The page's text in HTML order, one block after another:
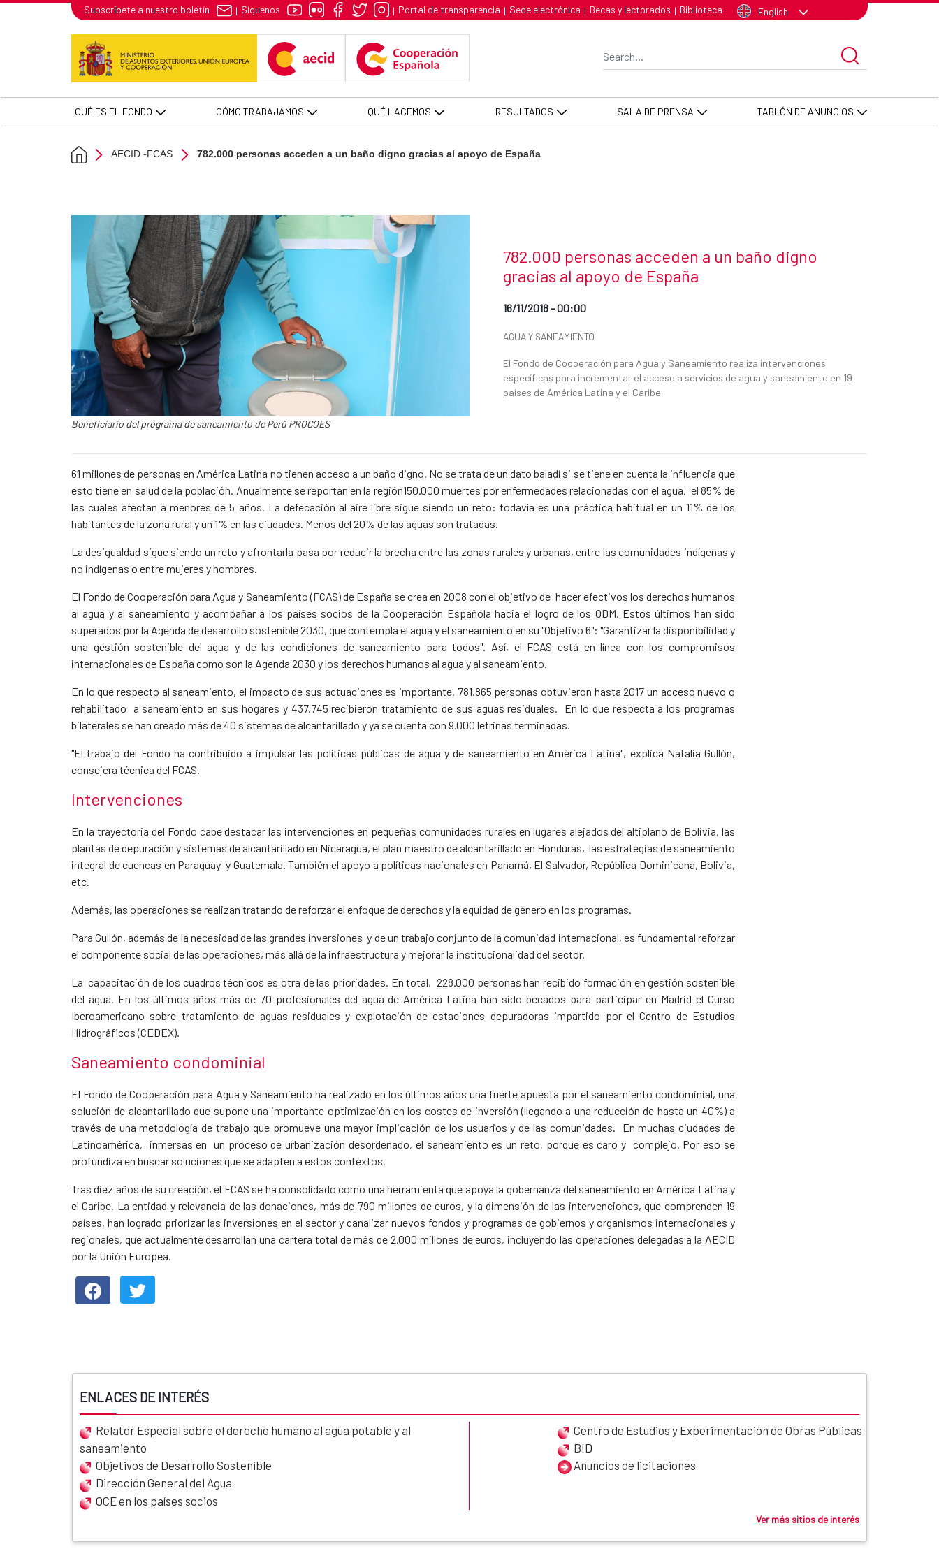
Skip to Main Content
782.000 personas acceden a un baño digno gracias al apoyo de España - AECID -FCAS
Subscríbete a nuestro boletín | Síguenos | Portal de transparencia | Sede electrónica | Becas y lectorados | Biblioteca English
QUÉ ES EL FONDO CÓMO TRABAJAMOS QUÉ HACEMOS RESULTADOS SALA DE PRENSA TABLÓN DE ANUNCIOS
AECID -FCAS 782.000 personas acceden a un baño digno gracias al apoyo de España
Caption:
Beneficiario del programa de saneamiento de Perú PROCOES
News title
782.000 personas acceden a un baño digno
gracias al apoyo de España
Date of publication of the news item
16/11/2018 - 00:00
News categories
AGUA Y SANEAMIENTO
Summary of the news
El Fondo de Cooperación para Agua y Saneamiento realiza intervenciones
específicas para incrementar el acceso a servicios de agua y saneamiento en 19
países de América Latina y el Caribe.
News content
61 millones de personas en América Latina no tienen acceso a un baño digno. No se trata de un dato baladí si se tiene en cuenta la influencia que
esto tiene en salud de la población. Anualmente se reportan en la región150.000 muertes por enfermedades relacionadas con el agua, el 85% de
las cuales afectan a menores de 5 años. La defecación al aire libre sigue siendo un reto: todavía es una práctica habitual en un 11% de los
habitantes de la zona rural y un 1% en las ciudades. Menos del 20% de las aguas son tratadas.
La desigualdad sigue siendo un reto y afrontarla pasa por reducir la brecha entre las zonas rurales y urbanas, entre las comunidades indígenas y
no indígenas o entre mujeres y hombres.
El Fondo de Cooperación para Agua y Saneamiento (FCAS) de España se crea en 2008 con el objetivo de hacer efectivos los derechos humanos
al agua y al saneamiento y acompañar a los países socios de la Cooperación Española hacia el logro de los ODM. Estos últimos han sido
superados por la Agenda de desarrollo sostenible 2030, que contempla el agua y el saneamiento en su "Objetivo 6": "Garantizar la disponibilidad y
una gestión sostenible del agua y de las condiciones de saneamiento para todos". Así, el FCAS está en línea con los compromisos
internacionales de España como son la Agenda 2030 y los derechos humanos al agua y al saneamiento.
En lo que respecto al saneamiento, el impacto de sus actuaciones es importante. 781.865 personas obtuvieron hasta 2017 un acceso nuevo o
rehabilitado a saneamiento en sus hogares y 437.745 recibieron tratamiento de sus aguas residuales. En lo que respecta a los programas
bilaterales se han creado más de 40 sistemas de alcantarillado y ya se cuenta con 9.000 letrinas terminadas.
"El trabajo del Fondo ha contribuido a impulsar las políticas públicas de agua y de saneamiento en América Latina", explica Natalia Gullón,
consejera técnica del FCAS.
Intervenciones
En la trayectoria del Fondo cabe destacar las intervenciones en pequeñas comunidades rurales en lugares alejados del altiplano de Bolivia, las
plantas de depuración y sistemas de alcantarillado en Nicaragua, el plan maestro de alcantarillado en Honduras, las estrategias de saneamiento
integral de cuencas en Paraguay y Guatemala. También el apoyo a políticas nacionales en Panamá, El Salvador, República Dominicana, Bolivia,
etc.
Además, las operaciones se realizan tratando de reforzar el enfoque de derechos y la equidad de género en los programas.
Para Gullón, además de la necesidad de las grandes inversiones y de un trabajo conjunto de la comunidad internacional, es fundamental reforzar
el componente social de las operaciones, más allá de la infraestructura y mejorar la institucionalidad del sector.
La capacitación de los cuadros técnicos es otra de las prioridades. En total, 228.000 personas han recibido formación en gestión sostenible
del agua. En los últimos años más de 70 profesionales del agua de América Latina han sido becados para participar en Madrid el Curso
Iberoamericano sobre tratamiento de aguas residuales y explotación de estaciones depuradoras impartido por el Centro de Estudios
Hidrográficos (CEDEX).
Saneamiento condominial
El Fondo de Cooperación para Agua y Saneamiento ha realizado en los últimos años una fuerte apuesta por el saneamiento condominial, una
solución de alcantarillado que supone una importante optimización en los costes de inversión (llegando a una reducción de hasta un 40%) a
través de una metodología de trabajo que promueve una mayor implicación de los usuarios y de las comunidades. En muchas ciudades de
Latinoamérica, inmersas en un proceso de urbanización desordenado, el saneamiento es un reto, porque es caro y complejo. Por eso se
profundiza en buscar soluciones que se adapten a estos contextos.
​Tras diez años de su creación, el FCAS se ha consolidado como una herramienta que apoya la gobernanza del saneamiento en América Latina y
el Caribe. La entidad y relevancia de las donaciones, más de 790 millones de euros, y la dimensión de las intervenciones, que comprenden 19
países, han logrado priorizar las inversiones en el sector y canalizar nuevos fondos y programas de gobiernos y organismos internacionales y
regionales, que actualmente desarrollan una cartera total de más de 2.000 millones de euros, incluyendo las operaciones delegadas a la AECID
por la Unión Europea.
ENLACES DE INTERÉS
Relator Especial sobre el derecho humano al agua potable y al
saneamiento
Objetivos de Desarrollo Sostenible
Dirección General del Agua
Centro de Estudios y Experimentación de Obras Públicas
BID
Anuncios de licitaciones
OCE en los países socios
Ver más sitios de interés